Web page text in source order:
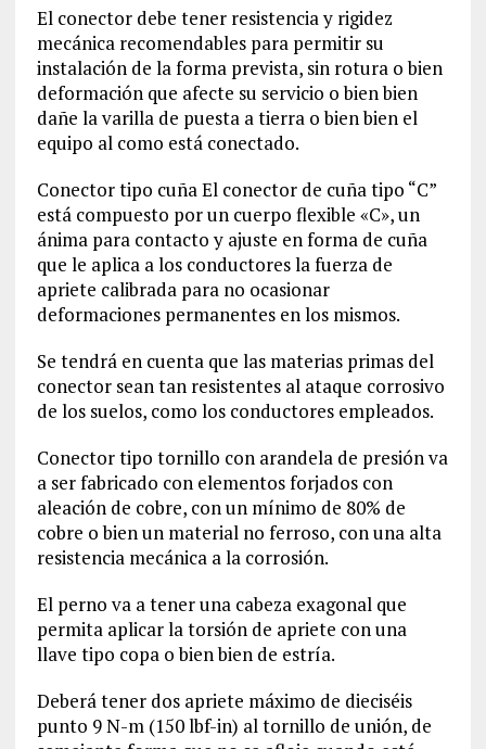
El conector debe tener resistencia y rigidez
mecánica recomendables para permitir su
instalación de la forma prevista, sin rotura o bien
deformación que afecte su servicio o bien bien
dañe la varilla de puesta a tierra o bien bien el
equipo al como está conectado.
Conector tipo cuña El conector de cuña tipo “C”
está compuesto por un cuerpo flexible «C», un
ánima para contacto y ajuste en forma de cuña
que le aplica a los conductores la fuerza de
apriete calibrada para no ocasionar
deformaciones permanentes en los mismos.
Se tendrá en cuenta que las materias primas del
conector sean tan resistentes al ataque corrosivo
de los suelos, como los conductores empleados.
Conector tipo tornillo con arandela de presión va
a ser fabricado con elementos forjados con
aleación de cobre, con un mínimo de 80% de
cobre o bien un material no ferroso, con una alta
resistencia mecánica a la corrosión.
El perno va a tener una cabeza exagonal que
permita aplicar la torsión de apriete con una
llave tipo copa o bien bien de estría.
Deberá tener dos apriete máximo de dieciséis
punto 9 N-m (150 lbf-in) al tornillo de unión, de